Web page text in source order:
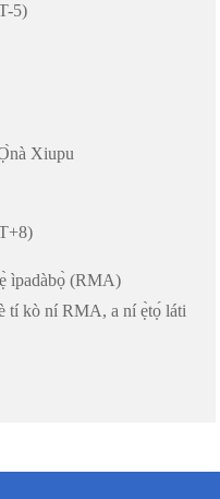
5)
Xiupu
ìpadàbọ̀ (RMA)
tí kò ní RMA, a ní ẹ̀tọ́ láti